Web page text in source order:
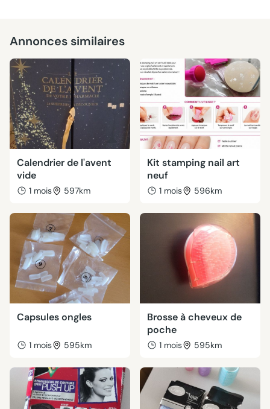
Annonces similaires
Calendrier de l'avent
vide
1 mois 597km
Kit stamping nail art
neuf
1 mois 596km
Capsules ongles
1 mois 595km
Brosse à cheveux de
poche
1 mois 595km